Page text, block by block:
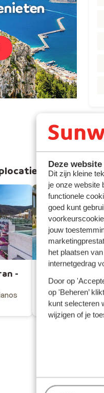
Deze
Dit zijn kleine
je onze website
functionele
goed kunt
jouw
het plaatsen
internetgedrag
Door op
op 'Beheren’
kunt selecteren
wijzigen of je
-
Crète, by
Grèce, Crète,